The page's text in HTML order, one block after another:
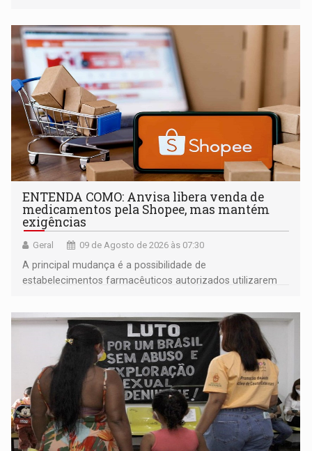
ENTENDA COMO: Anvisa libera venda de
medicamentos pela Shopee, mas mantém
exigências
Geral 09 de Agosto de 2026 às 07:30
A principal mudança é a possibilidade de
estabelecimentos farmacêuticos autorizados utilizarem